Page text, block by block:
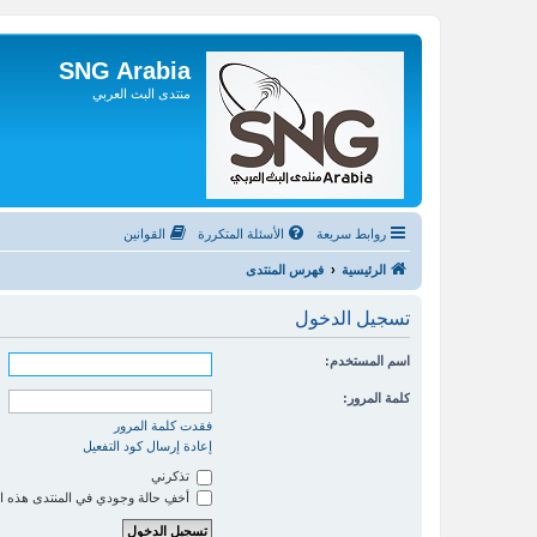
SNG Arabia
منتدى البث العربي
روابط سريعة الأسئلة المتكررة القوانين
الرئيسية فهرس المنتدى
تسجيل الدخول
اسم المستخدم:
كلمة المرور:
فقدت كلمة المرور
إعادة إرسال كود التفعيل
تذكرني
أخفِ حالة وجودي في المنتدى هذه